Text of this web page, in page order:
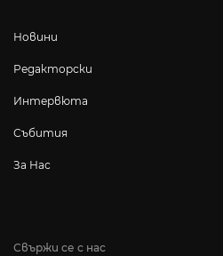
Свържи се с нас
Новини
Редакторски
Интервюта
Събития
За Нас